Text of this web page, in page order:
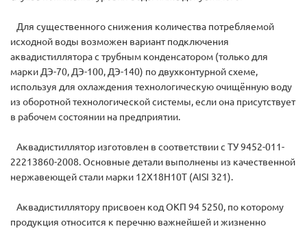
Для существенного снижения количества потребляемой
исходной воды возможен вариант подключения
аквадистиллятора с трубным конденсатором (только для
марки ДЭ-70, ДЭ-100, ДЭ-140) по двухконтурной схеме,
используя для охлаждения технологическую очищённую воду
из оборотной технологической системы, если она присутствует
в рабочем состоянии на предприятии.
Аквадистиллятор изготовлен в соответствии с ТУ 9452-011-
22213860-2008. Основные детали выполнены из качественной
нержавеющей стали марки 12Х18Н10Т (AISI 321).
Аквадистиллятору присвоен код ОКП 94 5250, по которому
продукция относится к перечню важнейшей и жизненно